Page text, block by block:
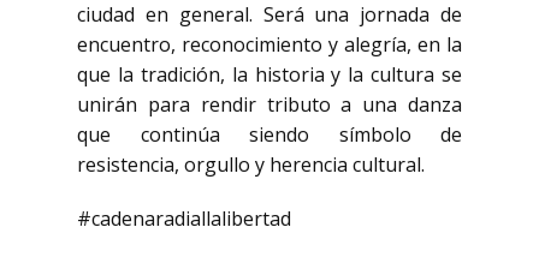
ciudad en general. Será una jornada de
encuentro, reconocimiento y alegría, en la
que la tradición, la historia y la cultura se
unirán para rendir tributo a una danza
que continúa siendo símbolo de
resistencia, orgullo y herencia cultural.
#cadenaradiallalibertad